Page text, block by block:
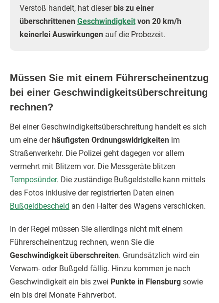
Verstoß handelt, hat dieser bis zu einer
überschrittenen Geschwindigkeit von 20 km/h
keinerlei Auswirkungen auf die Probezeit.
Müssen Sie mit einem Führerscheinentzug
bei einer Geschwindigkeitsüberschreitung
rechnen?
Bei einer Geschwindigkeitsüberschreitung handelt es sich
um eine derhäufigsten Ordnungswidrigkeiten im
Straßenverkehr. Die Polizei geht dagegen vor allem
vermehrt mit Blitzern vor. Die Messgeräte blitzen
Temposünder. Die zuständige Bußgeldstelle kann mittels
des Fotos inklusive der registrierten Daten einen
Bußgeldbescheid an den Halter des Wagens verschicken.
In der Regel müssen Sie allerdings nicht mit einem
Führerscheinentzug rechnen, wenn Sie die
Geschwindigkeit überschreiten. Grundsätzlich wird ein
Verwarn- oder Bußgeld fällig. Hinzu kommen je nach
Geschwindigkeit ein bis zwei Punkte in Flensburg sowie
ein bis drei Monate Fahrverbot.